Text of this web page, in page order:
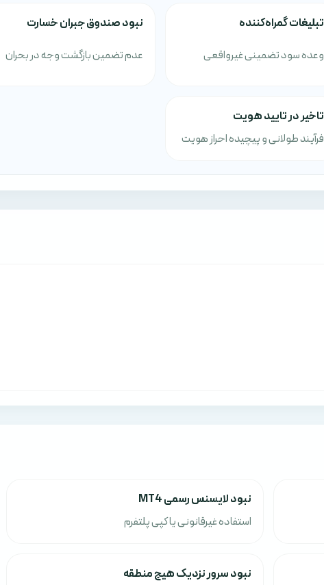
تبلیغات گمراه‌کننده
وعده سود تضمینی غیرواقعی
نبود صندوق جبران خسارت
عدم تضمین بازگشت وجه در بحران
تاخیر در تایید هویت
فرآیند طولانی و پیچیده احراز هویت
نبود لایسنس رسمی MT4
استفاده غیرقانونی یا کپی پلتفرم
نبود سرور نزدیک هیچ منطقه